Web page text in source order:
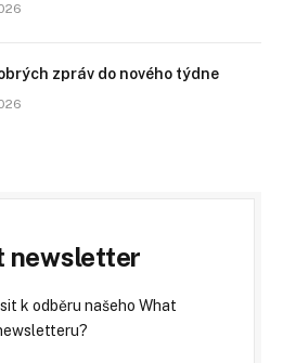
zpráv do nového týdne
newsletter
k odběru našeho What